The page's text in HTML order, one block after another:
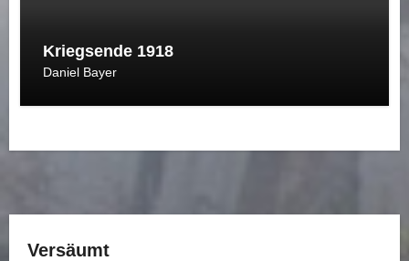
Kriegsende 1918
Daniel Bayer
Versäumt